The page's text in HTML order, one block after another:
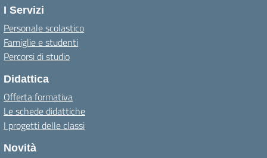
I Servizi
Personale scolastico
Famiglie e studenti
Percorsi di studio
Didattica
Offerta formativa
Le schede didattiche
I progetti delle classi
Novità